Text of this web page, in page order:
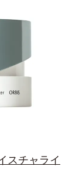
チャライ